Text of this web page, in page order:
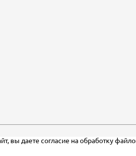
даете согласие на обработку